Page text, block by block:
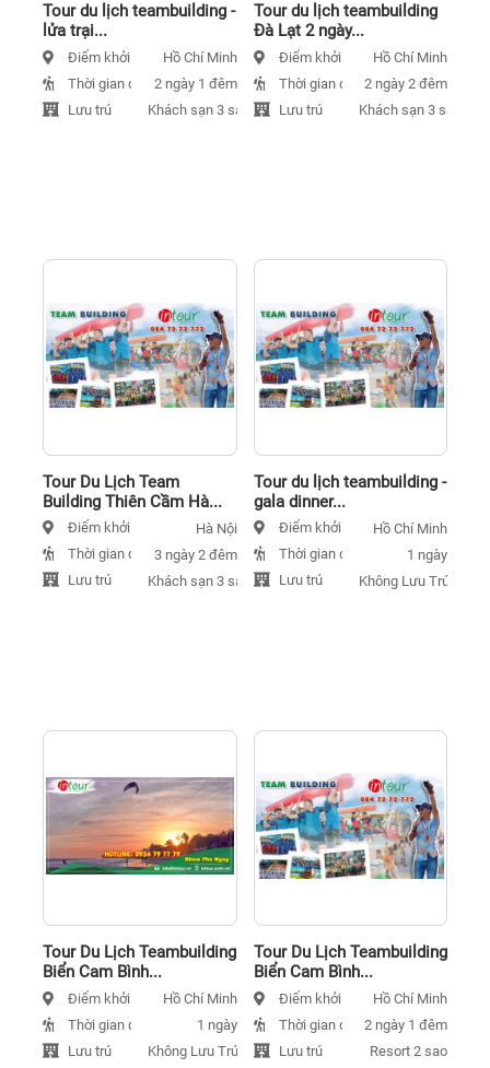
Tour du lịch teambuilding -
lửa trại...
Điểm khởi hành Hồ Chí Minh
Thời gian đi
2 ngày 1 đêm
Lưu trú
Khách sạn 3 sao
Tour du lịch teambuilding
Đà Lạt 2 ngày...
Điểm khởi hànhHồ Chí Minh
Thời gian đi
2 ngày 2 đêm
Lưu trú
Khách sạn 3 sao
Tour Du Lịch Team
Building Thiên Cầm Hà...
Điểm khởi hành
Hà Nội
Thời gian đi
3 ngày 2 đêm
Lưu trú
Khách sạn 3 sao
Tour du lịch teambuilding -
gala dinner...
Điểm khởi hànhHồ Chí Minh
Thời gian đi
1 ngày
Lưu trú
Không Lưu Trú
Tour Du Lịch Teambuilding
Biển Cam Bình...
Điểm khởi hành Hồ Chí Minh
Thời gian đi
1 ngày
Lưu trú
Không Lưu Trú
Tour Du Lịch Teambuilding
Biển Cam Bình...
Điểm khởi hànhHồ Chí Minh
Thời gian đi
2 ngày 1 đêm
Lưu trú
Resort 2 sao